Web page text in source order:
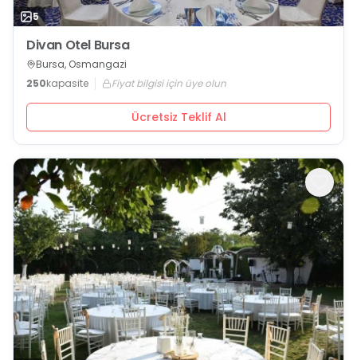
5
Divan Otel Bursa
Bursa, Osmangazi
250kapasite Fiyat bilgisi için üye olun
Ücretsiz Teklif Al